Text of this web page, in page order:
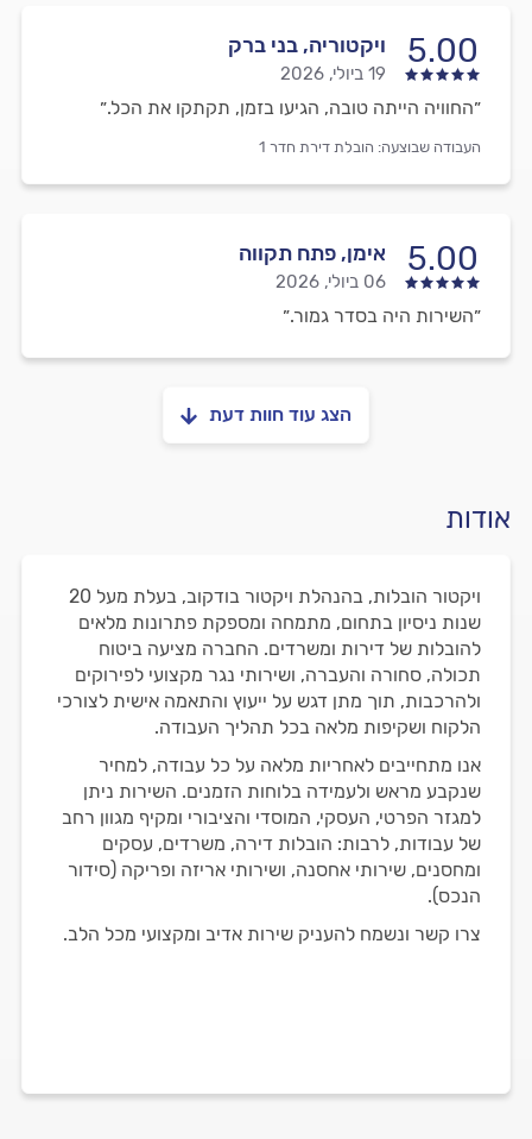
5.00 ויקטוריה, בני ברק
19 ביולי, 2026
״החוויה הייתה טובה, הגיעו בזמן, תקתקו את הכל.״
העבודה שבוצעה: הובלת דירת חדר 1
5.00 אימן, פתח תקווה
06 ביולי, 2026
״השירות היה בסדר גמור.״
הצג עוד חוות דעת
אודות
ויקטור הובלות, בהנהלת ויקטור בודקוב, בעלת מעל 20
שנות ניסיון בתחום, מתמחה ומספקת פתרונות מלאים
להובלות של דירות ומשרדים. החברה מציעה ביטוח
תכולה, סחורה והעברה, ושירותי נגר מקצועי לפירוקים
ולהרכבות, תוך מתן דגש על ייעוץ והתאמה אישית לצורכי
הלקוח ושקיפות מלאה בכל תהליך העבודה.
אנו מתחייבים לאחריות מלאה על כל עבודה, למחיר
שנקבע מראש ולעמידה בלוחות הזמנים. השירות ניתן
למגזר הפרטי, העסקי, המוסדי והציבורי ומקיף מגוון רחב
של עבודות, לרבות: הובלות דירה, משרדים, עסקים
ומחסנים, שירותי אחסנה, ושירותי אריזה ופריקה (סידור
הנכס).
צרו קשר ונשמח להעניק שירות אדיב ומקצועי מכל הלב.